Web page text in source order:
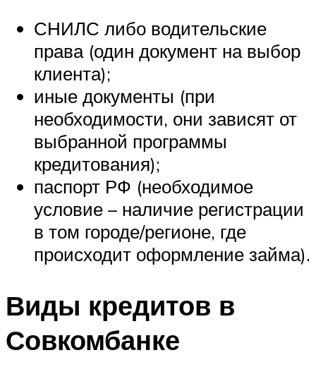
СНИЛС либо водительские
права (один документ на выбор
клиента);
иные документы (при
необходимости, они зависят от
выбранной программы
кредитования);
паспорт РФ (необходимое
условие – наличие регистрации
в том городе/регионе, где
происходит оформление займа).
Виды кредитов в
Совкомбанке